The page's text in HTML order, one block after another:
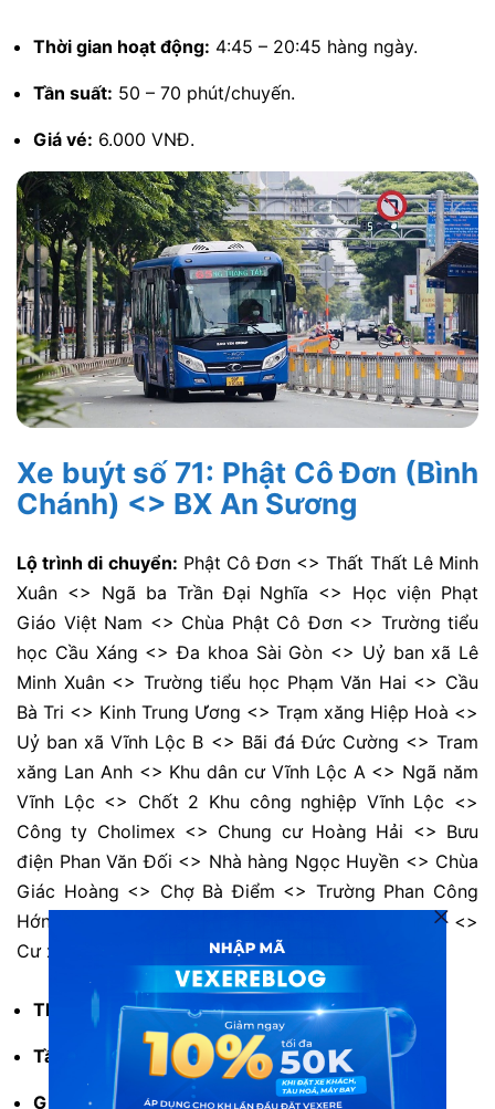
Thời gian hoạt động: 4:45 – 20:45 hàng ngày.
Tần suất: 50 – 70 phút/chuyến.
Giá vé: 6.000 VNĐ.
Xe buýt số 71: Phật Cô Đơn (Bình
Chánh) <> BX An Sương
Lộ trình di chuyển: Phật Cô Đơn <> Thất Thất Lê Minh
Xuân <> Ngã ba Trần Đại Nghĩa <> Học viện Phạt
Giáo Việt Nam <> Chùa Phật Cô Đơn <> Trường tiểu
học Cầu Xáng <> Đa khoa Sài Gòn <> Uỷ ban xã Lê
Minh Xuân <> Trường tiểu học Phạm Văn Hai <> Cầu
Bà Tri <> Kinh Trung Ương <> Trạm xăng Hiệp Hoà <>
Uỷ ban xã Vĩnh Lộc B <> Bãi đá Đức Cường <> Tram
xăng Lan Anh <> Khu dân cư Vĩnh Lộc A <> Ngã năm
Vĩnh Lộc <> Chốt 2 Khu công nghiệp Vĩnh Lộc <>
Công ty Cholimex <> Chung cư Hoàng Hải <> Bưu
điện Phan Văn Đối <> Nhà hàng Ngọc Huyền <> Chùa
Giác Hoàng <> Chợ Bà Điểm <> Trường Phan Công
Hớn <> Nguyễn Thị Sóc <> Ngã tư Trung Chánh <>
Cư xá Bà Điểm <> Bến xe An Sương.
Thời gian hoạt động:5:20 – 19:00 hàng ngày.
Tần suất: 65 phút/chuyến.
Giá vé: 7.000 VNĐ.